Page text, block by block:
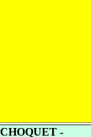
CHOQUET -